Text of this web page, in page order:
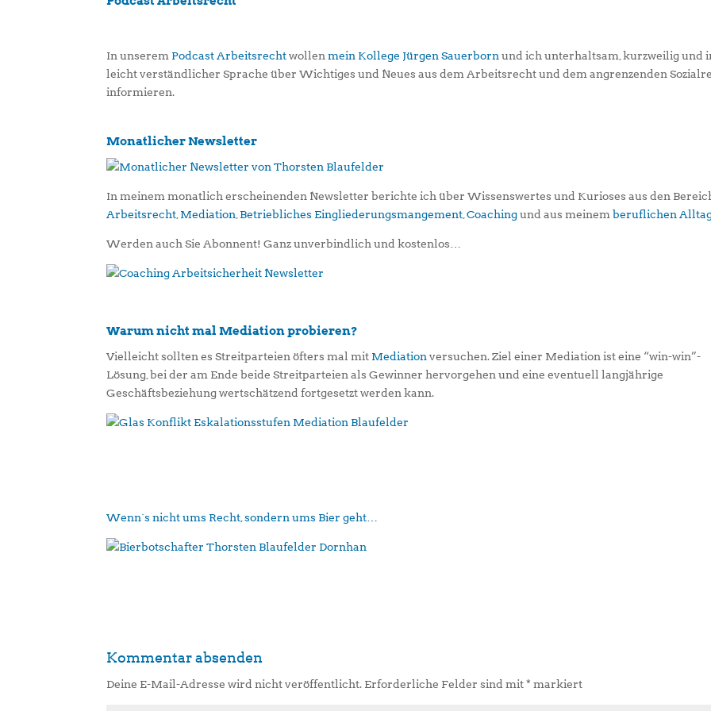
In unserem Podcast Arbeitsrechtwollenmein Kollege Jürgen Sauerbornund ich unterhaltsam, kurzweilig und
leicht verständlicher Sprache über Wichtiges und Neues aus dem Arbeitsrecht und dem angrenzenden
informieren.
Monatlicher Newsletter
In meinem monatlich erscheinenden Newsletter berichte ich über Wissenswertes und Kurioses aus den
Arbeitsrecht,Mediation,Betriebliches Eingliederungsmangement,Coachingund aus meinemberuflichen
Werden auch Sie Abonnent! Ganz unverbindlich und kostenlos…
Warum nicht mal Mediation probieren?
Vielleicht sollten es Streitparteien öfters mal mit Mediationversuchen. Ziel einer Mediation ist eine “win-win”-
Lösung, bei der am Ende beide Streitparteien als Gewinner hervorgehen und eine eventuell langjährige
Geschäftsbeziehung wertschätzend fortgesetzt werden kann.
Wenn´s nicht ums Recht, sondern ums Bier geht…
Kommentar absenden
Deine E-Mail-Adresse wird nicht veröffentlicht. Erforderliche Felder sind mit* markiert